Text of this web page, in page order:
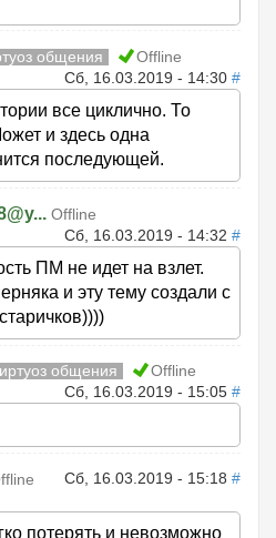
общения
Offline
Сб, 16.03.2019 - 14:30 #
все циклично. То
и здесь одна
последующей.
Offline
Сб, 16.03.2019 - 14:32 #
ПМ не идет на взлет.
и эту тему создали с
общения
Offline
Сб, 16.03.2019 - 15:05 #
Сб, 16.03.2019 - 15:18 #
потерять и невозможно